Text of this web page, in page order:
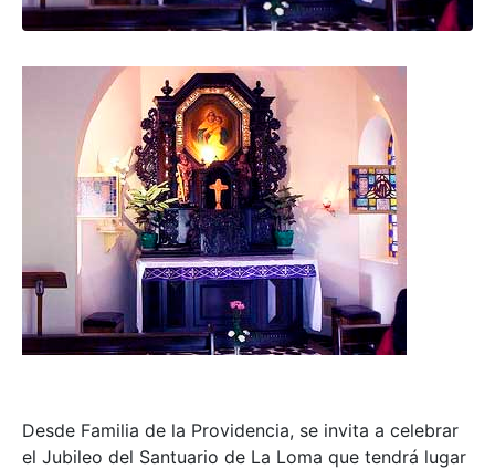
Desde Familia de la Providencia, se invita a celebrar
el Jubileo del Santuario de La Loma que tendrá lugar